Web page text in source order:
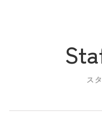
ス